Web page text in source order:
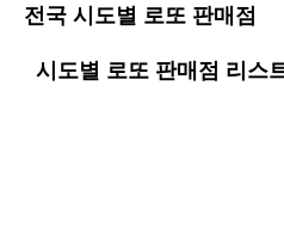
전국 시도별 로또 판매점
시도별 로또 판매점 리스